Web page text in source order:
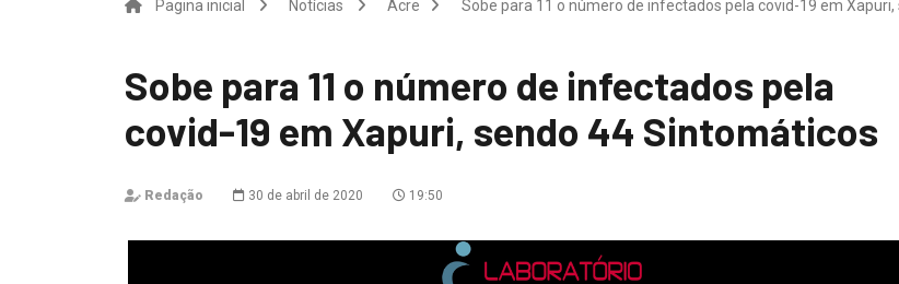
Pagina inicial Notícias Acre Sobe para 11 o número de infectados pela covid-19 em Xapuri,
Sobe para 11 o número de infectados pela
covid-19 em Xapuri, sendo 44 Sintomáticos
Redação 30 de abril de 2020 19:50